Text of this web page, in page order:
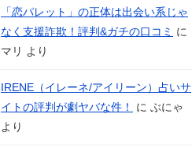
「恋パレット」の正体は出会い系じゃ
なく支援詐欺！評判&ガチの口コミ に
マリ より
IRENE（イレーネ/アイリーン）占いサ
イトの評判が劇ヤバな件！
に ぶにゃ
より